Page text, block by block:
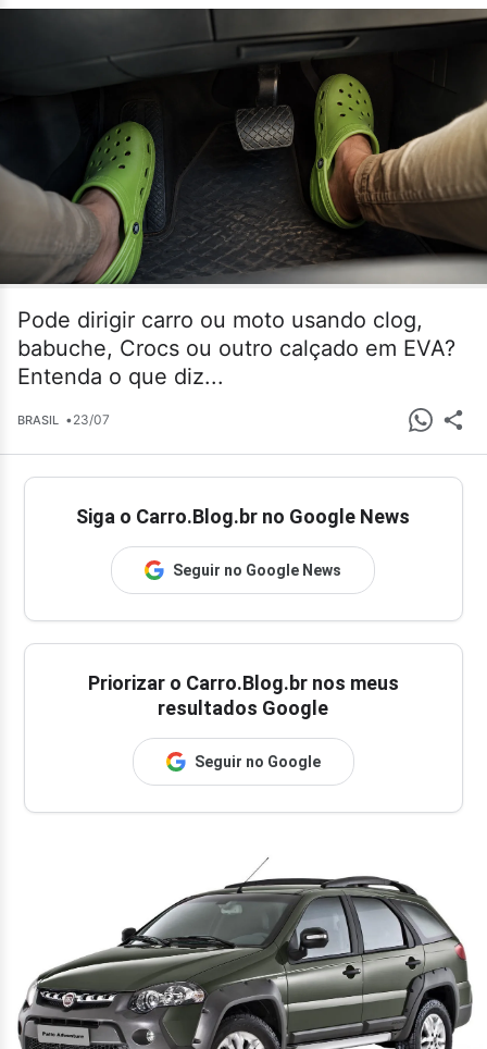
Pode dirigir carro ou moto usando clog,
babuche, Crocs ou outro calçado em EVA?
Entenda o que diz...
BRASIL •23/07
Siga o Carro.Blog.br no Google News
Seguir no Google News
Priorizar o Carro.Blog.br nos meus
resultados Google
Seguir no Google